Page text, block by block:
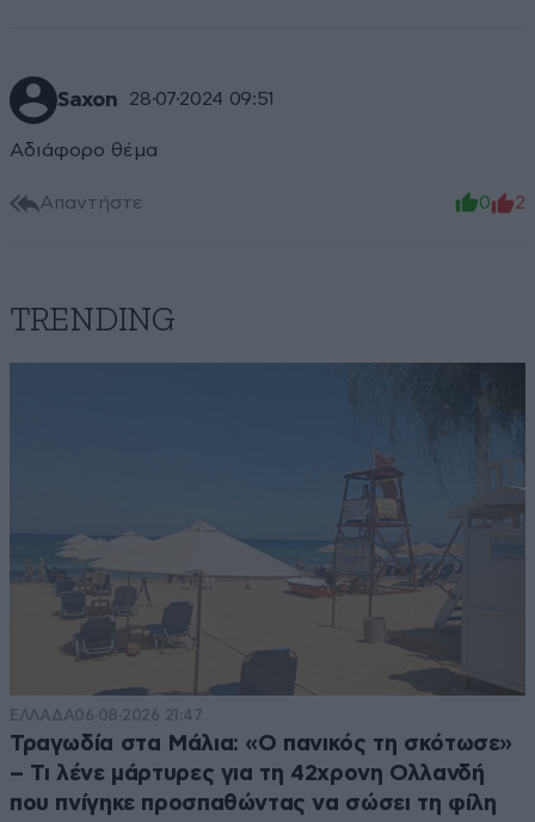
Saxon 28·07·2024 09:51
Αδιάφορο θέμα
Απαντήστε 0 2
TRENDING
ΕΛΛΑΔΑ06·08·2026 21:47
Τραγωδία στα Μάλια: «Ο πανικός τη σκότωσε»
– Τι λένε μάρτυρες για τη 42χρονη Ολλανδή
που πνίγηκε προσπαθώντας να σώσει τη φίλη